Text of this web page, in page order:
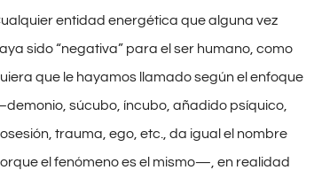
entidad energética que alguna vez
sido “negativa” para el ser humano, como
que le hayamos llamado según el enfoque
súcubo, íncubo, añadido psíquico,
trauma, ego, etc., da igual el nombre
el fenómeno es el mismo—, en realidad